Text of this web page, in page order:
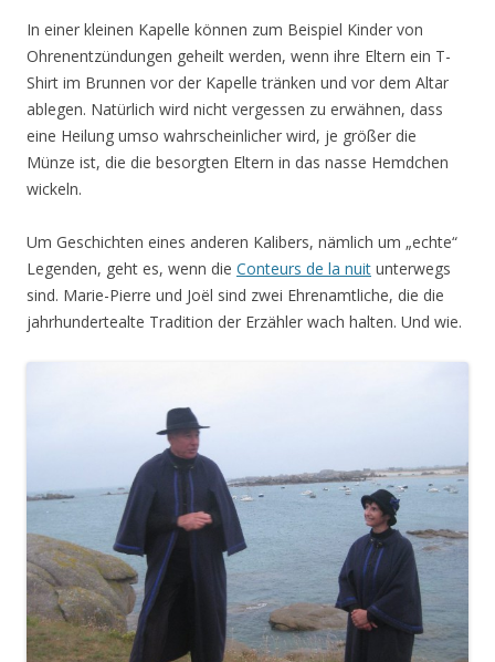
In einer kleinen Kapelle können zum Beispiel Kinder von
Ohrenentzündungen geheilt werden, wenn ihre Eltern ein T-
Shirt im Brunnen vor der Kapelle tränken und vor dem Altar
ablegen. Natürlich wird nicht vergessen zu erwähnen, dass
eine Heilung umso wahrscheinlicher wird, je größer die
Münze ist, die die besorgten Eltern in das nasse Hemdchen
wickeln.
Um Geschichten eines anderen Kalibers, nämlich um „echte“
Legenden, geht es, wenn die Conteurs de la nuit unterwegs
sind. Marie-Pierre und Joël sind zwei Ehrenamtliche, die die
jahrhundertealte Tradition der Erzähler wach halten. Und wie.